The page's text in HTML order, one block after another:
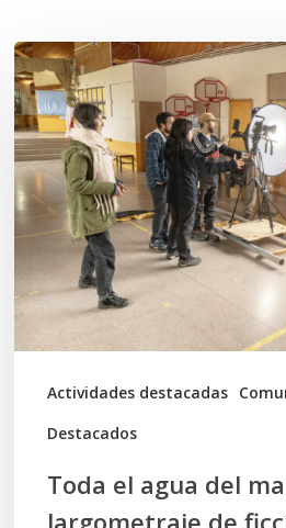
Actividades destacadas
Destacados
Toda
el
agua
del
mar:
largometraje
de
ficción
se
graba
Toda el agua del